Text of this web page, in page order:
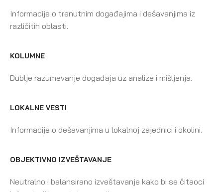
Informacije o trenutnim događajima i dešavanjima iz
različitih oblasti.
KOLUMNE
Dublje razumevanje događaja uz analize i mišljenja.
LOKALNE VESTI
Informacije o dešavanjima u lokalnoj zajednici i okolini.
OBJEKTIVNO IZVEŠTAVANJE
Neutralno i balansirano izveštavanje kako bi se čitaoci